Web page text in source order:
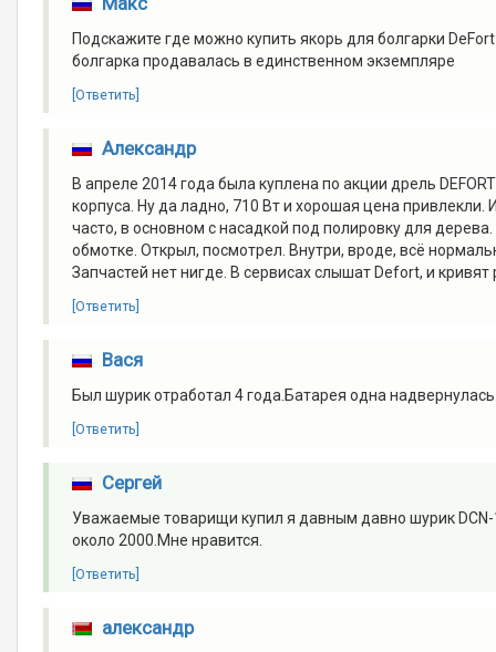
Подскажите где можно купить якорь для болгарки
болгарка продавалась в единственном экземпляре
[Ответить]
Александр
В апреле 2014 года была куплена по акции дрель
корпуса. Ну да ладно, 710 Вт и хорошая цена
часто, в основном с насадкой под полировку для
обмотке. Открыл, посмотрел. Внутри, вроде, всё
Запчастей нет нигде. В сервисах слышат Defort, и кривят
[Ответить]
Вася
Был шурик отработал 4 года.Батарея одна
[Ответить]
Сергей
Уважаемые товарищи купил я давным давно шурик
около 2000.Мне нравится.
[Ответить]
александр